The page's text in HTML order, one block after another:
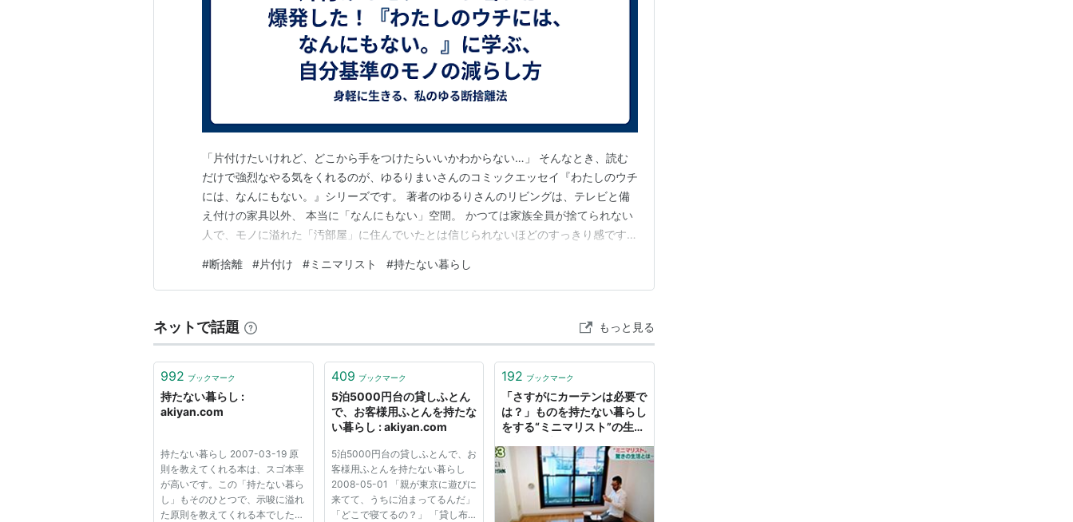
「片付けたいけれど、どこから手をつけたらいいかわからない…」 そんなとき、読む
だけで強烈なやる気をくれるのが、ゆるりまいさんのコミックエッセイ『わたしのウチ
には、なんにもない。』シリーズです。 著者のゆるりさんのリビングは、テレビと備
え付けの家具以外、 本当に「なんにもない」空間。 かつては家族全員が捨てられない
人で、モノに溢れた「汚部屋」に住んでいたとは信じられないほどのすっきり感です。
そこに至るまでの「モノと徹底的に向き合うプロセス」にあります。 著者のレベルま
でいかなくても、真似できる「片付けの基準」 「さす…
#断捨離 #片付け #ミニマリスト #持たない暮らし
ネットで話題 もっと見る
992 ブックマーク
持たない暮らし :
akiyan.com
持たない暮らし 2007-03-19 原
則を教えてくれる本は、スゴ本率
が高いです。この「持たない暮ら
し」もそのひとつで、示唆に溢れ
た原則を教えてくれる本でした。
409 ブックマーク
5泊5000円台の貸しふとん
で、お客様用ふとんを持たな
い暮らし : akiyan.com
5泊5000円台の貸しふとんで、お
客様用ふとんを持たない暮らし
2008-05-01 「親が東京に遊びに
来てて、うちに泊まってるんだ」
「どこで寝てるの？」 「貸し布
192 ブックマーク
「さすがにカーテンは必要で
は？」ものを持たない暮らし
をする“ミニマリスト”の生活